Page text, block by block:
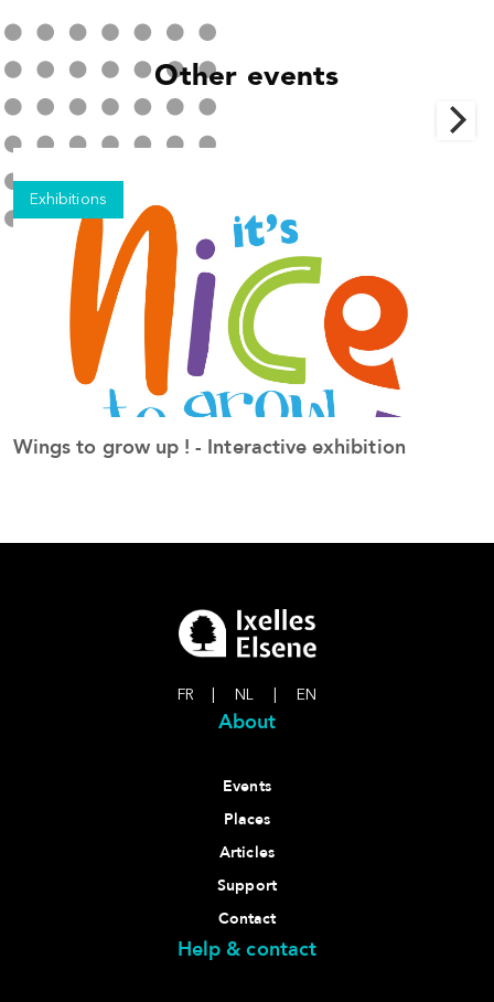
Other events
Exhibitions
See the event
Wings to grow up ! - Interactive exhibition
FR NL EN
About
Events
Places
Articles
Support
Contact
Help & contact